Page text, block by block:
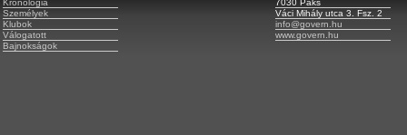
Kronológia
Személyek
Klubok
Válogatott
Bajnokságok
7030 Paks
Váci Mihály utca 3. Fsz. 2
info@govern.hu
www.govern.hu